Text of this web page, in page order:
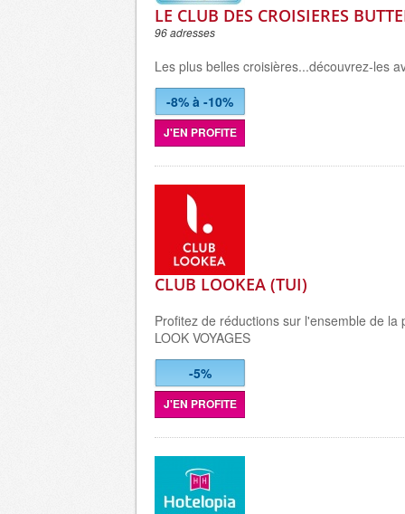
LE CLUB DES CROISIERES
96 adresses
Les plus belles croisières...découvrez-les
-8% à -10%
J'EN PROFITE
CLUB LOOKEA (TUI)
Profitez de réductions sur l'ensemble de la
LOOK VOYAGES
-5%
J'EN PROFITE